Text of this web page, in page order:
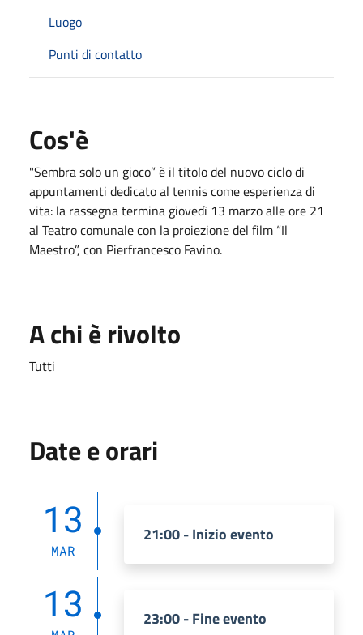
Luogo
Punti di contatto
Cos'è
"Sembra solo un gioco” è il titolo del nuovo ciclo di
appuntamenti dedicato al tennis come esperienza di
vita: la rassegna termina giovedì 13 marzo alle ore 21
al Teatro comunale con la proiezione del film “Il
Maestro”, con Pierfrancesco Favino.
A chi è rivolto
Tutti
Date e orari
13
MAR
21:00 - Inizio evento
13 23:00 - Fine evento